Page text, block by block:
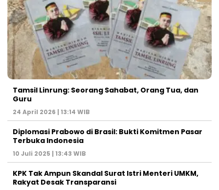
Tamsil Linrung: Seorang Sahabat, Orang Tua, dan
Guru
24 April 2026 | 13:14 WIB
Diplomasi Prabowo di Brasil: Bukti Komitmen Pasar
Terbuka Indonesia
10 Juli 2025 | 13:43 WIB
KPK Tak Ampun Skandal Surat Istri Menteri UMKM,
Rakyat Desak Transparansi